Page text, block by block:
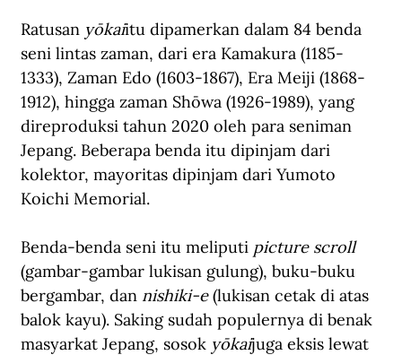
Ratusan yōkaiitu dipamerkan dalam 84 benda
seni lintas zaman, dari era Kamakura (1185-
1333), Zaman Edo (1603-1867), Era Meiji (1868-
1912), hingga zaman Shōwa (1926-1989), yang
direproduksi tahun 2020 oleh para seniman
Jepang. Beberapa benda itu dipinjam dari
kolektor, mayoritas dipinjam dari Yumoto
Koichi Memorial.
Benda-benda seni itu meliputi picture scroll
(gambar-gambar lukisan gulung), buku-buku
bergambar, dan nishiki-e (lukisan cetak di atas
balok kayu). Saking sudah populernya di benak
masyarkat Jepang, sosok yōkaijuga eksis lewat